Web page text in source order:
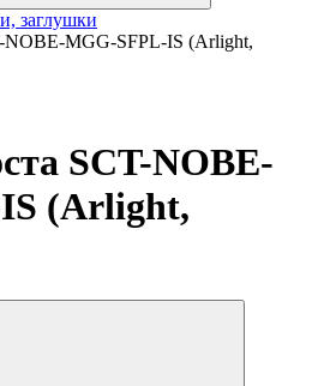
заглушки
NOBE-MGG-SFPL-IS (Arlight,
SCT-NOBE-
(Arlight,